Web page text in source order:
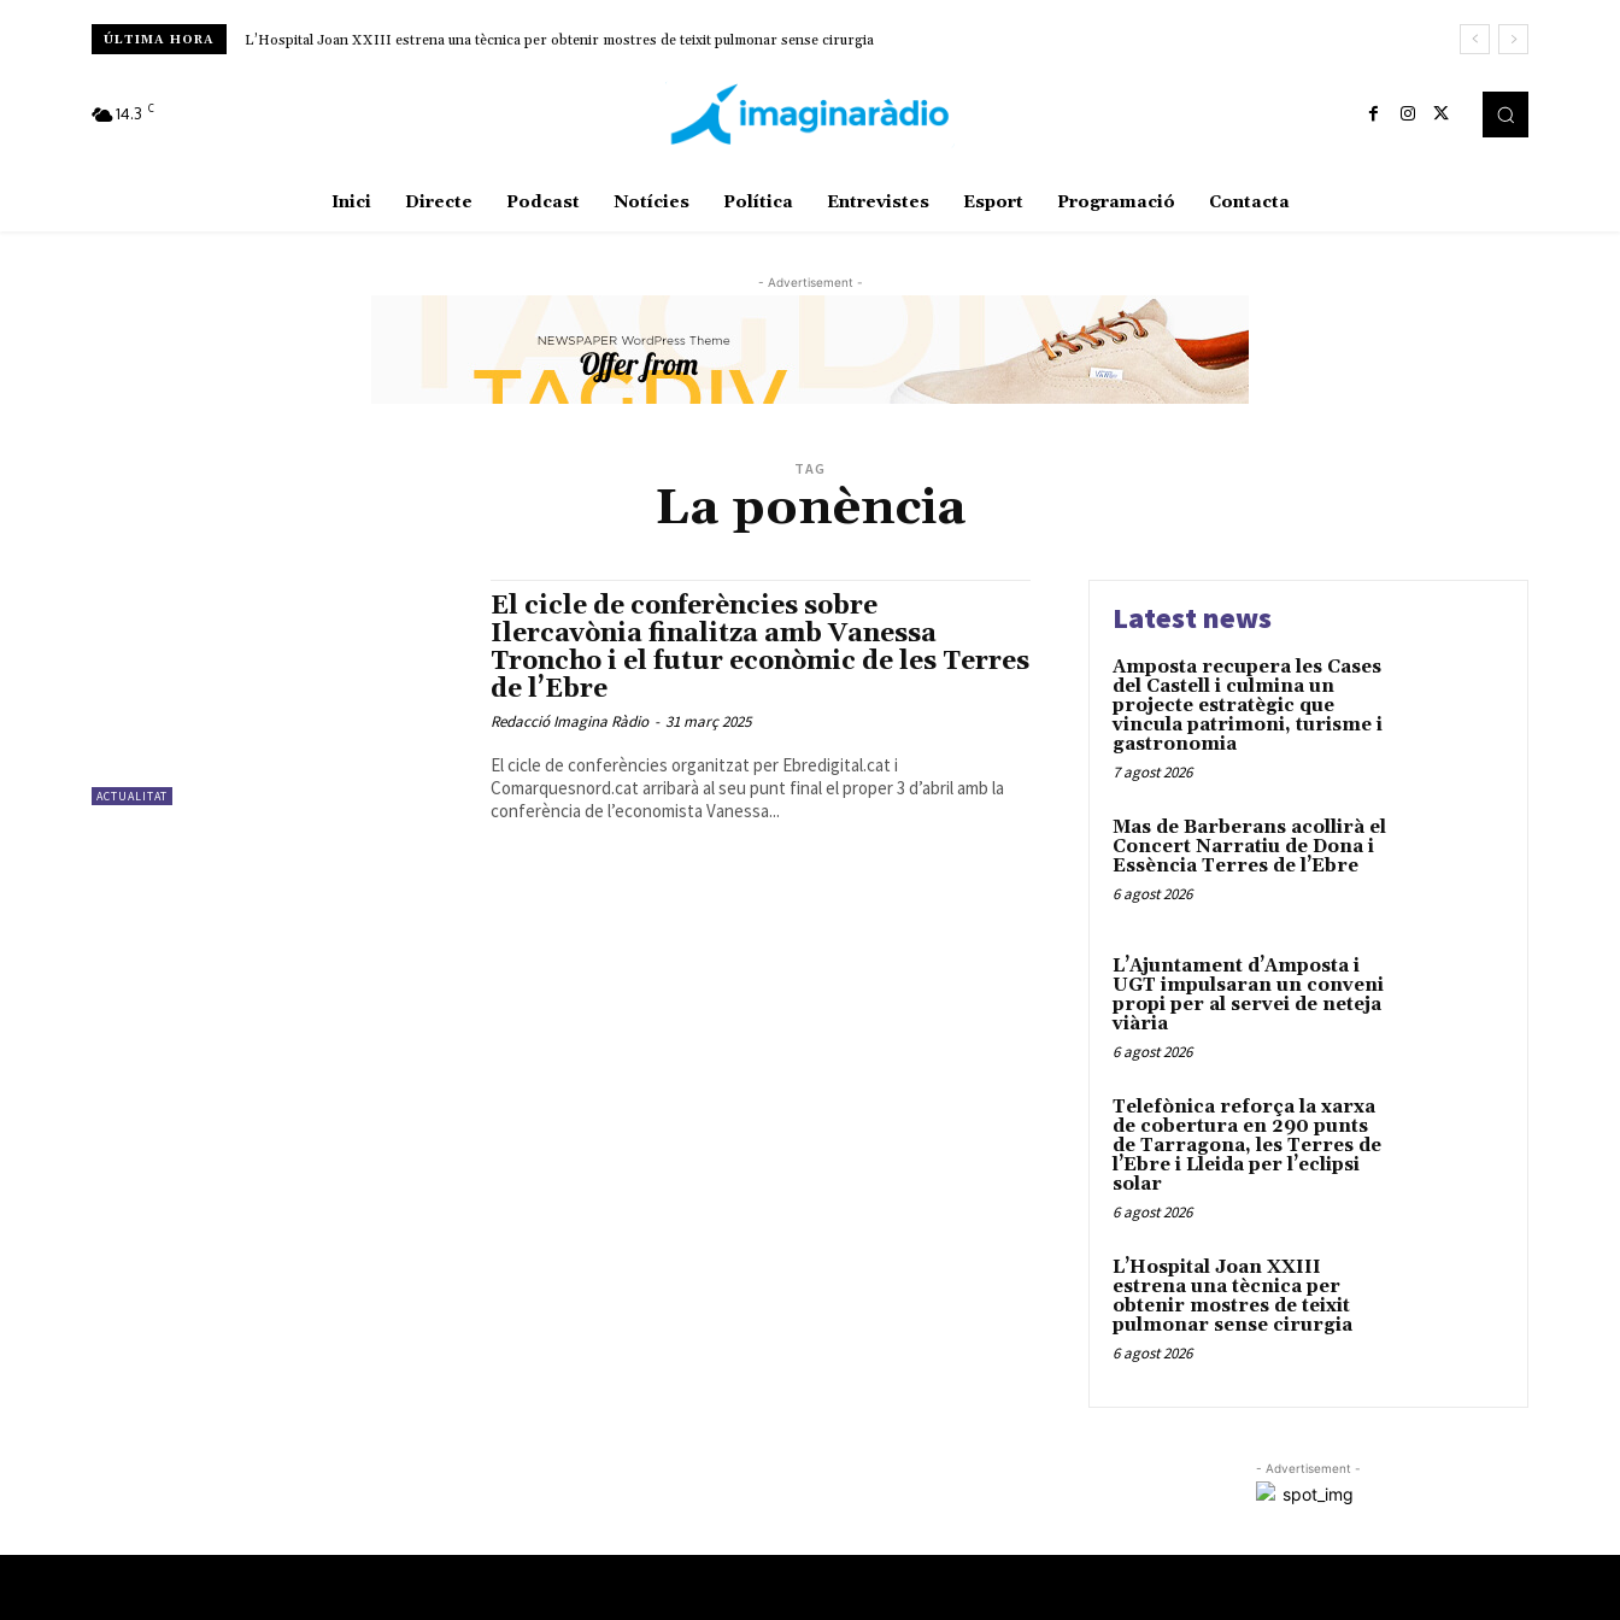
ÚLTIMA HORA L’Hospital Joan XXIII estrena una tècnica per obtenir mostres de teixit pulmonar sense cirurgia
14.3 C
Inici Directe Podcast Notícies Política Entrevistes Esport Programació Contacta
- Advertisement -
TAG
La ponència
ACTUALITAT
El cicle de conferències sobre
Ilercavònia finalitza amb Vanessa
Troncho i el futur econòmic de les Terres
de l’Ebre
Redacció Imagina Ràdio - 31 març 2025
El cicle de conferències organitzat per Ebredigital.cat i
Comarquesnord.cat arribarà al seu punt final el proper 3 d’abril amb la
conferència de l’economista Vanessa...
Latest news
Amposta recupera les Cases
del Castell i culmina un
projecte estratègic que
vincula patrimoni, turisme i
gastronomia
7 agost 2026
Mas de Barberans acollirà el
Concert Narratiu de Dona i
Essència Terres de l’Ebre
6 agost 2026
L’Ajuntament d’Amposta i
UGT impulsaran un conveni
propi per al servei de neteja
viària
6 agost 2026
Telefònica reforça la xarxa
de cobertura en 290 punts
de Tarragona, les Terres de
l’Ebre i Lleida per l’eclipsi
solar
6 agost 2026
L’Hospital Joan XXIII
estrena una tècnica per
obtenir mostres de teixit
pulmonar sense cirurgia
6 agost 2026
- Advertisement -